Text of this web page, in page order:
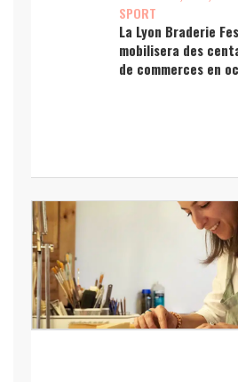
SPORT
La Lyon Braderie
mobilisera des
de commerces en